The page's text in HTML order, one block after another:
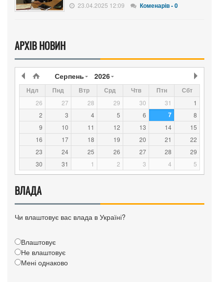
23.04.2025 12:09 Коменарів - 0
АРХІВ НОВИН
Серпень 2026
Ндл Пнд Втр Срд Чтв Птн Сбт
26 27 28 29 30 31
1
2
3 4 5 6 7
8
9
10 11 12 13 14
15
16
17 18 19 20 21
22
23
24 25 26 27 28
29
30
31 1 2 3 4 5
ВЛАДА
Чи влаштовує вас влада в Україні?
Влаштовує
Не влаштовує
Мені однаково